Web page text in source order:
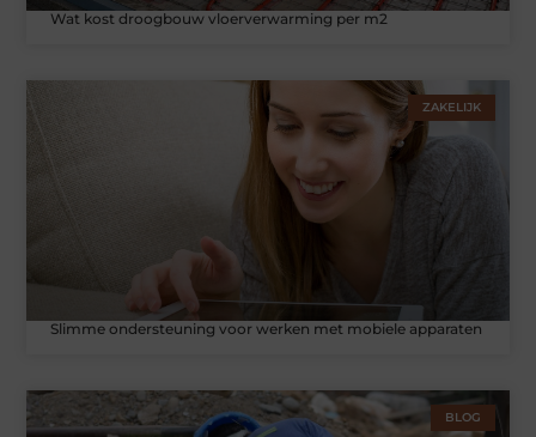
Wat kost droogbouw vloerverwarming per m2
ZAKELIJK
Slimme ondersteuning voor werken met mobiele apparaten
BLOG